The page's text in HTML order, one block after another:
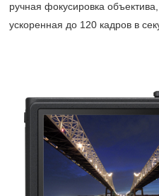
ручная фокусировка
ускоренная до 120 кадров в